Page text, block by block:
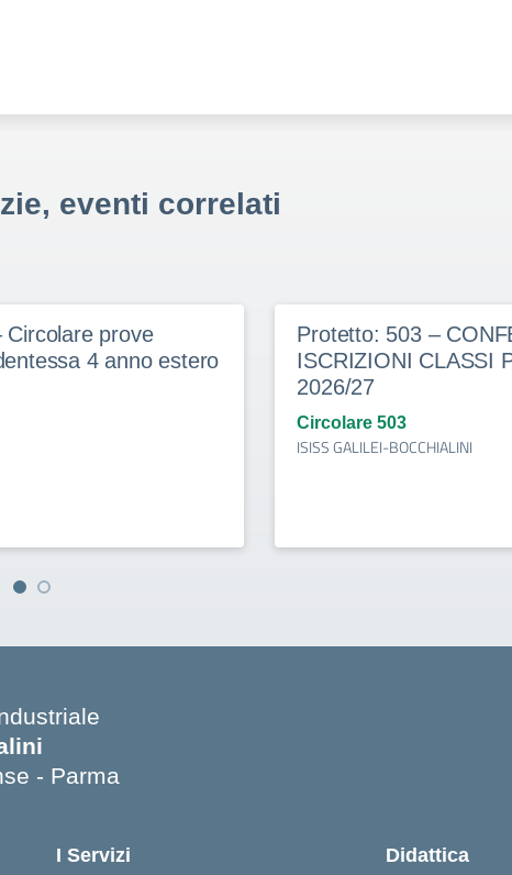
eventi correlati
Circolare prove
4 anno estero
Protetto: 503 –
ISCRIZIONI CLASSI
2026/27
Circolare 503
ISISS GALILEI-BOCCHIALINI
- Parma
I Servizi Didattica